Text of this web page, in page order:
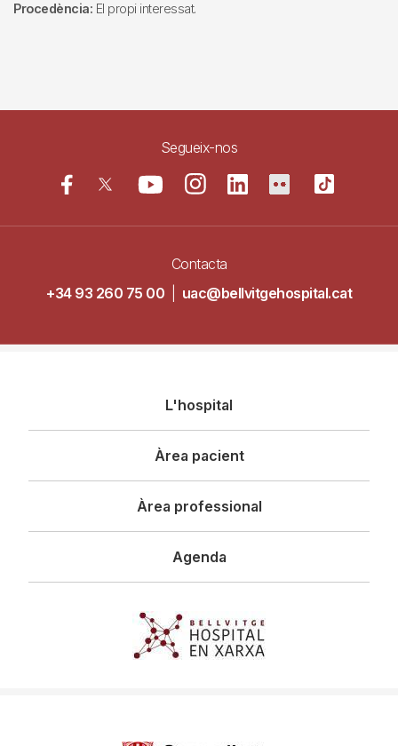
Procedència: El propi interessat.
Segueix-nos
Contacta
+34 93 260 75 00
uac@bellvitgehospital.cat
principal
L'hospital
Àrea pacient
Àrea professional
Agenda